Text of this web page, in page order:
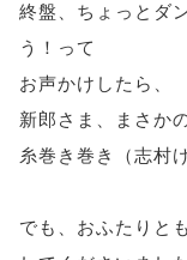
終盤、ちょっとダ
う！って
お声かけしたら、
新郎さま、まさか
糸巻き巻き（志村
でも、おふたりと